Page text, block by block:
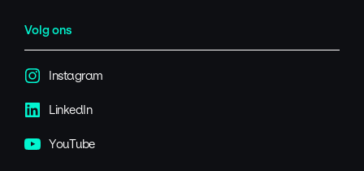
Volg ons
Instagram
LinkedIn
YouTube